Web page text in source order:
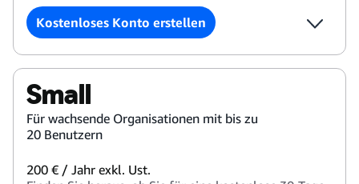
Kostenloses Konto erstellen
Small
Für wachsende Organisationen mit bis zu
20 Benutzern
200 € / Jahr exkl. Ust.